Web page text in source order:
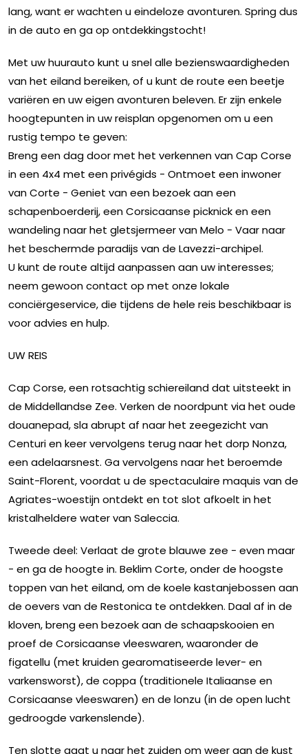
lang, want er wachten u eindeloze avonturen. Spring dus
in de auto en ga op ontdekkingstocht!
Met uw huurauto kunt u snel alle bezienswaardigheden
van het eiland bereiken, of u kunt de route een beetje
variëren en uw eigen avonturen beleven. Er zijn enkele
hoogtepunten in uw reisplan opgenomen om u een
rustig tempo te geven:
Breng een dag door met het verkennen van Cap Corse
in een 4x4 met een privégids - Ontmoet een inwoner
van Corte - Geniet van een bezoek aan een
schapenboerderij, een Corsicaanse picknick en een
wandeling naar het gletsjermeer van Melo - Vaar naar
het beschermde paradijs van de Lavezzi-archipel.
U kunt de route altijd aanpassen aan uw interesses;
neem gewoon contact op met onze lokale
conciërgeservice, die tijdens de hele reis beschikbaar is
voor advies en hulp.
UW REIS
Cap Corse, een rotsachtig schiereiland dat uitsteekt in
de Middellandse Zee. Verken de noordpunt via het oude
douanepad, sla abrupt af naar het zeegezicht van
Centuri en keer vervolgens terug naar het dorp Nonza,
een adelaarsnest. Ga vervolgens naar het beroemde
Saint-Florent, voordat u de spectaculaire maquis van de
Agriates-woestijn ontdekt en tot slot afkoelt in het
kristalheldere water van Saleccia.
Tweede deel: Verlaat de grote blauwe zee - even maar
- en ga de hoogte in. Beklim Corte, onder de hoogste
toppen van het eiland, om de koele kastanjebossen aan
de oevers van de Restonica te ontdekken. Daal af in de
kloven, breng een bezoek aan de schaapskooien en
proef de Corsicaanse vleeswaren, waaronder de
figatellu (met kruiden gearomatiseerde lever- en
varkensworst), de coppa (traditionele Italiaanse en
Corsicaanse vleeswaren) en de lonzu (in de open lucht
gedroogde varkenslende).
Ten slotte gaat u naar het zuiden om weer aan de kust